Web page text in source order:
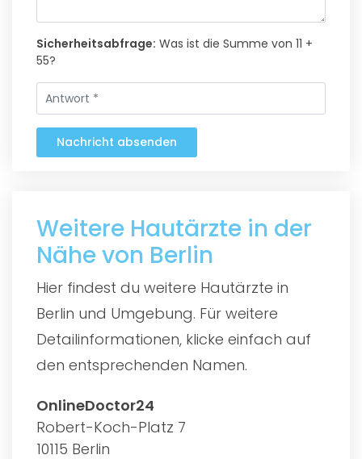
Sicherheitsabfrage: Was ist die Summe von 11 +
55?
Nachricht absenden
Weitere Hautärzte in der
Nähe von Berlin
Hier findest du weitere Hautärzte in
Berlin und Umgebung. Für weitere
Detailinformationen, klicke einfach auf
den entsprechenden Namen.
OnlineDoctor24
Robert-Koch-Platz 7
10115 Berlin